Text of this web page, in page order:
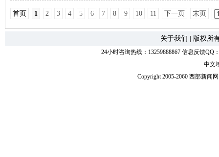
首页 1 2 3 4 5 6 7 8 9 10 11 下一页 末页
关于我们 版权所
24小时咨询热线：13259888867 信息反馈QQ
中文
Copyright 2005-2060 西部新闻